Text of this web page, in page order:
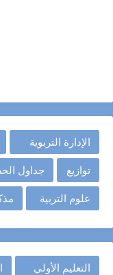
الإدارة التربوية
توازيع جداول
علوم التربية
التعليم الأولي